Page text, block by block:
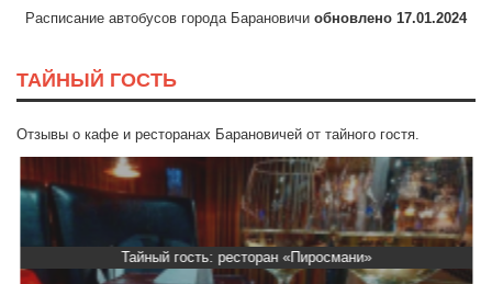
Расписание автобусов города Барановичи обновлено 17.01.2024
ТАЙНЫЙ ГОСТЬ
Отзывы о кафе и ресторанах Барановичей от тайного гостя.
Тайный гость: ресторан «Пиросмани»